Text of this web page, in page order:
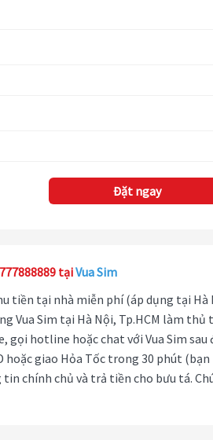
Đặt ngay
tạiVua Sim
tiền tại nhà miễn phí (áp dụng tại Hà
Vua Sim tại Hà Nội, Tp.HCM làm
gọi hotline hoặc chat với Vua Sim
hoặc giao Hỏa Tốc trong 30 phút
chính chủ và trả tiền cho bưu tá.